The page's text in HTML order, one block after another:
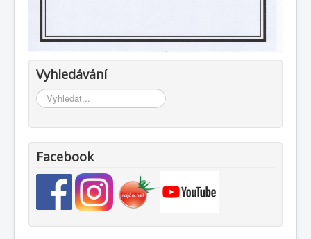
Vyhledávání
Vyhledávání...
Facebook